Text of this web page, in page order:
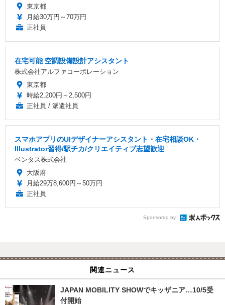
東京都
月給30万円～70万円
正社員
在宅可能 空調設備設計アシスタント
株式会社アルファコーポレーション
東京都
時給2,200円～2,500円
正社員 / 派遣社員
スマホアプリのUIデザイナーアシスタント・在宅相談OK・
Illustrator習得/駅チカ/クリエイティブ志望歓迎
ベンタス株式会社
大阪府
月給29万8,600円～50万円
正社員
Sponsored by
関連ニュース
JAPAN MOBILITY SHOWでキッザニア…10/5受
付開始